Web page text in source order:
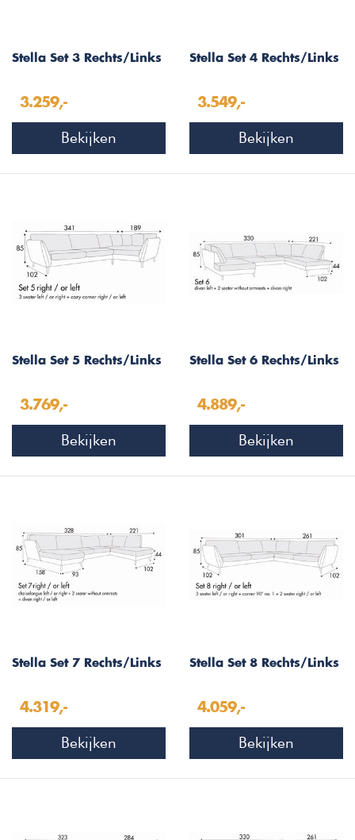
Stella Set 3 Rechts/Links
3.259,-
Bekijken
Stella Set 4 Rechts/Links
3.549,-
Bekijken
Stella Set 5 Rechts/Links
3.769,-
Bekijken
Stella Set 6 Rechts/Links
4.889,-
Bekijken
Stella Set 7 Rechts/Links
4.319,-
Bekijken
Stella Set 8 Rechts/Links
4.059,-
Bekijken